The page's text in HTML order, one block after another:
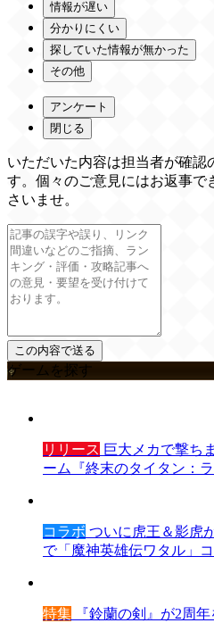
情報が遅い
分かりにくい
探していた情報が無かった
その他
アンケート
閉じる
いただいた内容は担当者が確認
す。個々のご意見にはお返事で
さいませ。
ゲームを探す
リリース 巨大メカで撃ち
ーム『終末のタイタン：
コラボ ついに虎王＆影虎
で「魔神英雄伝ワタル」
特集 『鈴蘭の剣』が2周